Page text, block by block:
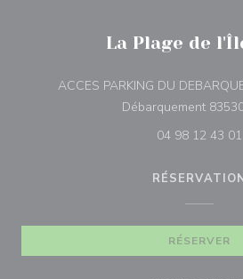
La Plage de
ACCES PARKING DU
Débarquement
04 98 12 43 01
RÉSERVER